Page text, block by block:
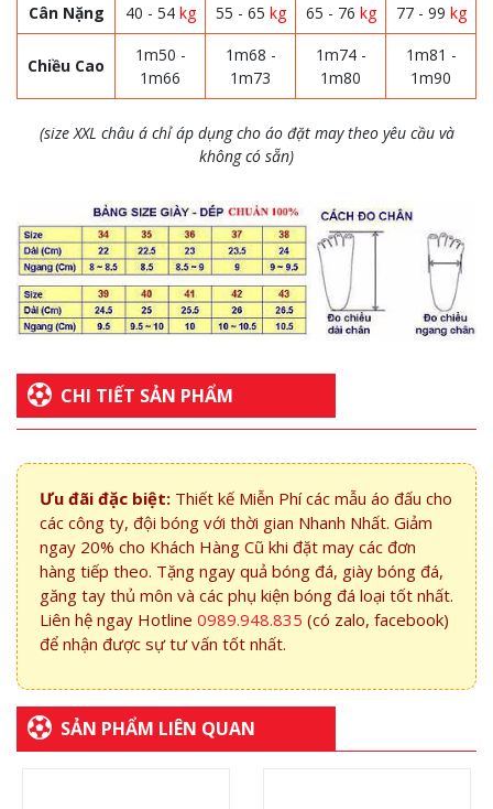
Cân Nặng 40 - 54 kg 55 - 65 kg 65 - 76 kg 77 - 99 kg
Chiều Cao
1m50 -
1m66
1m68 -
1m73
1m74 -
1m80
1m81 -
1m90
(size XXL châu á chỉ áp dụng cho áo đặt may theo yêu cầu và
không có sẵn)
CHI TIẾT SẢN PHẨM
Ưu đãi đặc biệt: Thiết kế Miễn Phí các mẫu áo đấu cho
các công ty, đội bóng với thời gian Nhanh Nhất. Giảm
ngay 20% cho Khách Hàng Cũ khi đặt may các đơn
hàng tiếp theo. Tặng ngay quả bóng đá, giày bóng đá,
găng tay thủ môn và các phụ kiện bóng đá loại tốt nhất.
Liên hệ ngay Hotline 0989.948.835 (có zalo, facebook)
để nhận được sự tư vấn tốt nhất.
SẢN PHẨM LIÊN QUAN